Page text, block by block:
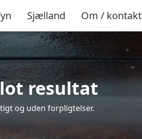
Sjælland Om / kontakt
resultat
og uden forpligtelser.